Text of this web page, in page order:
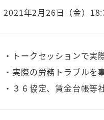
2021年2月26日（金）
・トークセッションで実
・実際の労務トラブルを
・３６協定、賃金台帳